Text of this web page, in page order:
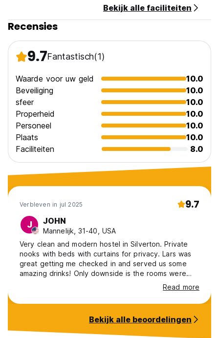
Bekijk alle faciliteiten
Recensies
9.7Fantastisch(1)
Waarde voor uw geld
10.0
Beveiliging
10.0
sfeer
10.0
Properheid
10.0
Personeel
10.0
Plaats
10.0
Faciliteiten
8.0
Verbleven in jul 2025 9.7
J JOHN
Mannelijk, 31-40, USA
Very clean and modern hostel in Silverton. Private
nooks with beds with curtains for privacy. Lars was
great getting me checked in and served us some
amazing drinks! Only downside is the rooms were
very warm at night. When I woke up the thermostat
for our bunk room read 74. Even warmer when you
have a closed curtain.
Read more
Bekijk alle beoordelingen